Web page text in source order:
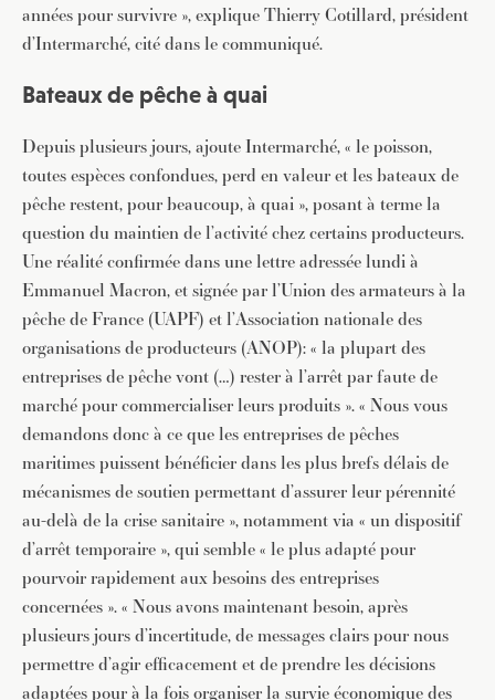
années pour survivre », explique Thierry Cotillard, président
d’Intermarché, cité dans le communiqué.
Bateaux de pêche à quai
Depuis plusieurs jours, ajoute Intermarché, « le poisson,
toutes espèces confondues, perd en valeur et les bateaux de
pêche restent, pour beaucoup, à quai », posant à terme la
question du maintien de l’activité chez certains producteurs.
Une réalité confirmée dans une lettre adressée lundi à
Emmanuel Macron, et signée par l’Union des armateurs à la
pêche de France (UAPF) et l’Association nationale des
organisations de producteurs (ANOP): « la plupart des
entreprises de pêche vont (…) rester à l’arrêt par faute de
marché pour commercialiser leurs produits ». « Nous vous
demandons donc à ce que les entreprises de pêches
maritimes puissent bénéficier dans les plus brefs délais de
mécanismes de soutien permettant d’assurer leur pérennité
au-delà de la crise sanitaire », notamment via « un dispositif
d’arrêt temporaire », qui semble « le plus adapté pour
pourvoir rapidement aux besoins des entreprises
concernées ». « Nous avons maintenant besoin, après
plusieurs jours d’incertitude, de messages clairs pour nous
permettre d’agir efficacement et de prendre les décisions
adaptées pour à la fois organiser la survie économique des